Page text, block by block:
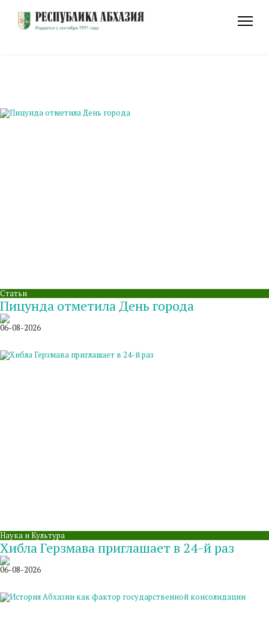
Статьи
Пицунда отметила День города
06-08-2026
Наука и Культура
Хибла Герзмава приглашает в 24-й раз
06-08-2026